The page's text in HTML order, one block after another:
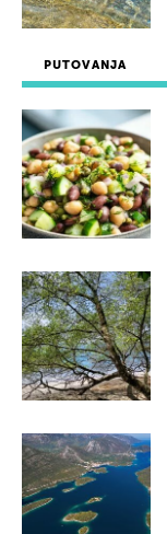
PUTOVANJA